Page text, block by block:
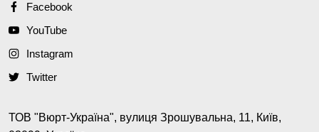
Facebook
YouTube
Instagram
Twitter
ТОВ "Вюрт-Україна", вулиця Зрошувальна, 11, Київ,